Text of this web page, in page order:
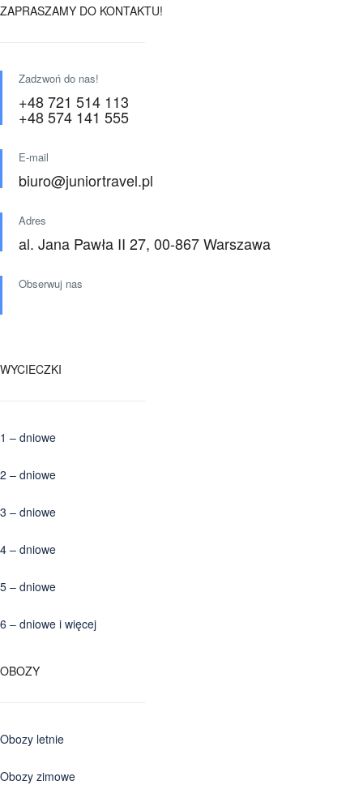
ZAPRASZAMY DO KONTAKTU!
Zadzwoń do nas!
+48 721 514 113
+48 574 141 555
E-mail
biuro@juniortravel.pl
Adres
al. Jana Pawła II 27, 00-867 Warszawa
Obserwuj nas
WYCIECZKI
1 – dniowe
2 – dniowe
3 – dniowe
4 – dniowe
5 – dniowe
6 – dniowe i więcej
OBOZY
Obozy letnie
Obozy zimowe